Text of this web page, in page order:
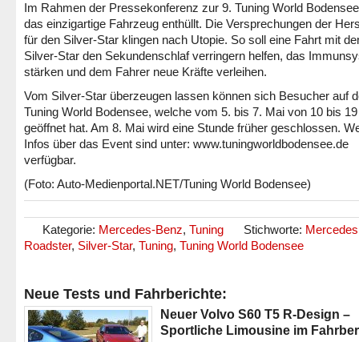
Im Rahmen der Pressekonferenz zur 9. Tuning World
das einzigartige Fahrzeug enthüllt. Die Versprechungen der
für den Silver-Star klingen nach Utopie. So soll eine Fahrt mit
Silver-Star den Sekundenschlaf verringern helfen, das
stärken und dem Fahrer neue Kräfte verleihen.
Vom Silver-Star überzeugen lassen können sich Besucher auf
Tuning World Bodensee, welche vom 5. bis 7. Mai von 10 bis
geöffnet hat. Am 8. Mai wird eine Stunde früher geschlossen.
Infos über das Event sind unter: www.tuningworldbodensee.de
verfügbar.
(Foto: Auto-Medienportal.NET/Tuning World Bodensee)
Kategorie: Mercedes-Benz, Tuning Stichworte:
Roadster, Silver-Star, Tuning, Tuning World Bodensee
Neue Tests und Fahrberichte:
Neuer Volvo S60 T5 R-Design –
Sportliche Limousine im